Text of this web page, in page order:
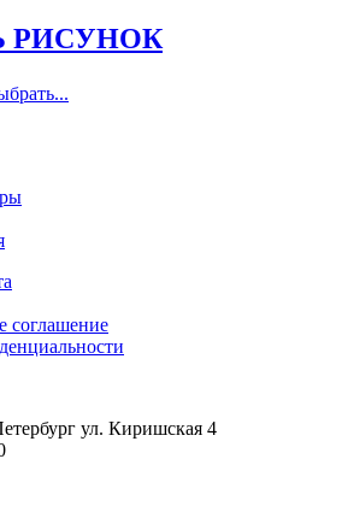
РИСУНОК
соглашение
195299 г.Санкт-Петербург ул. Киришская 4